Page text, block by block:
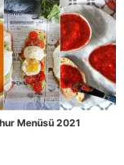
Menüsü 2021